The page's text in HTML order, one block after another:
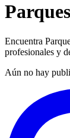
Encuentra
profesionales y
Aún no hay